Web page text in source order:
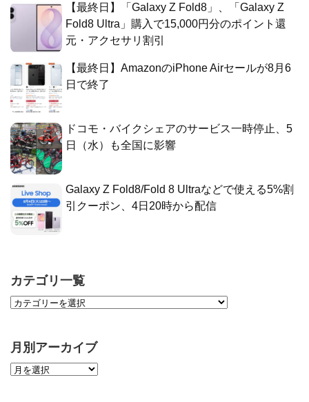
【最終日】「Galaxy Z Fold8」、「Galaxy Z
Fold8 Ultra」購入で15,000円分のポイント還
元・アクセサリ割引
【最終日】AmazonのiPhone Airセールが8月6
日で終了
ドコモ・バイクシェアのサービス一時停止、5
日（水）も全国に影響
Galaxy Z Fold8/Fold 8 Ultraなどで使える5%割
引クーポン、4日20時から配信
カテゴリ一覧
月別アーカイブ